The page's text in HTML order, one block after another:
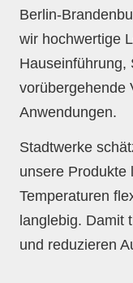
Berlin-
wir hochwertige
Hauseinführung,
vorübergehende
Anwendungen.
Stadtwerke
unsere Produkte
Temperaturen
langlebig. Damit
und reduzieren